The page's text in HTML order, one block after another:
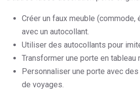
Créer un faux meuble (commode,
avec un autocollant.
Utiliser des autocollants pour
Transformer une porte en tableau
Personnaliser une porte avec
de voyages.